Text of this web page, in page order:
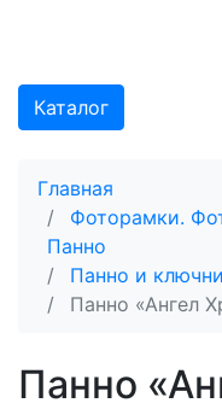
Каталог
Главная
Фоторамки.
Панно
Панно и
Панно «Ангел
Панно